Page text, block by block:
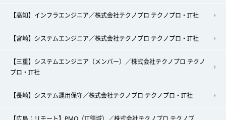
【高知】インフラエンジニア／株式会社テクノプロ テクノプロ・IT社
【宮崎】システムエンジニア／株式会社テクノプロ テクノプロ・IT社
【三重】システムエンジニア（メンバー）／株式会社テクノプロ テクノ
プロ・IT社
【長崎】システム運用保守／株式会社テクノプロ テクノプロ・IT社